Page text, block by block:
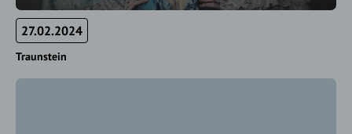
27.02.2024
Traunstein